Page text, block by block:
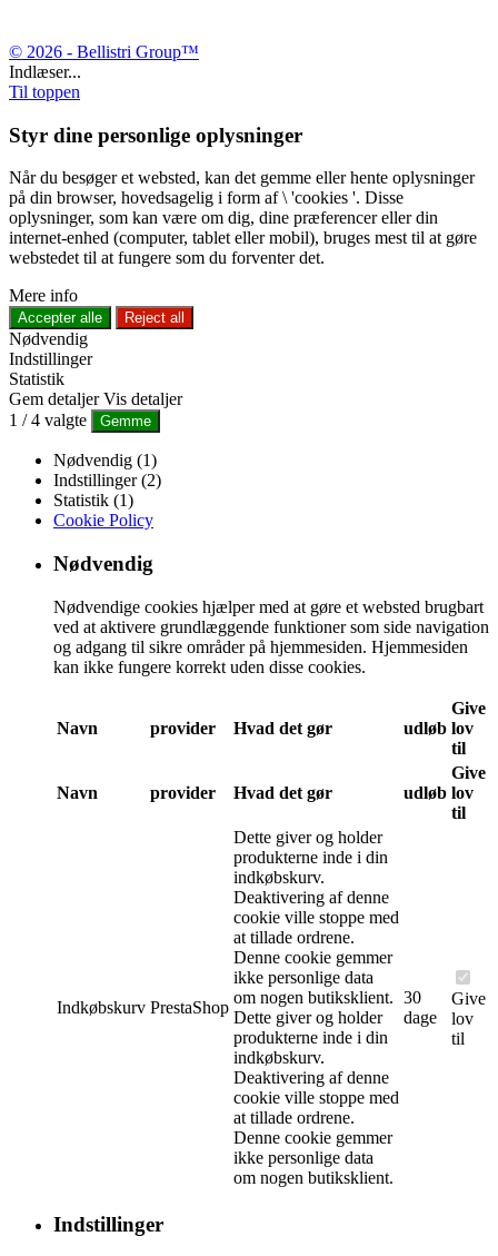
© 2026 - Bellistri Group™
Indlæser...
Til toppen
Styr dine personlige oplysninger
Når du besøger et websted, kan det gemme eller hente oplysninger
på din browser, hovedsagelig i form af \ 'cookies '. Disse
oplysninger, som kan være om dig, dine præferencer eller din
internet-enhed (computer, tablet eller mobil), bruges mest til at gøre
webstedet til at fungere som du forventer det.
Mere info
Accepter alle Reject all
Nødvendig
Indstillinger
Statistik
Gem detaljer Vis detaljer
1 /4 valgte Gemme
Nødvendig (1)
Indstillinger (2)
Statistik (1)
Cookie Policy
Nødvendig
Nødvendige cookies hjælper med at gøre et websted brugbart
ved at aktivere grundlæggende funktioner som side navigation
og adgang til sikre områder på hjemmesiden. Hjemmesiden
kan ikke fungere korrekt uden disse cookies.
Navn provider Hvad det gør udløb
Give
lov
til
Navn provider Hvad det gør udløb
Give
lov
til
Indkøbskurv PrestaShop
Dette giver og holder
produkterne inde i din
indkøbskurv.
Deaktivering af denne
cookie ville stoppe med
at tillade ordrene.
Denne cookie gemmer
ikke personlige data
om nogen butiksklient.
Dette giver og holder
produkterne inde i din
indkøbskurv.
Deaktivering af denne
cookie ville stoppe med
at tillade ordrene.
Denne cookie gemmer
ikke personlige data
om nogen butiksklient.
30
dage
Give
lov
til
Indstillinger